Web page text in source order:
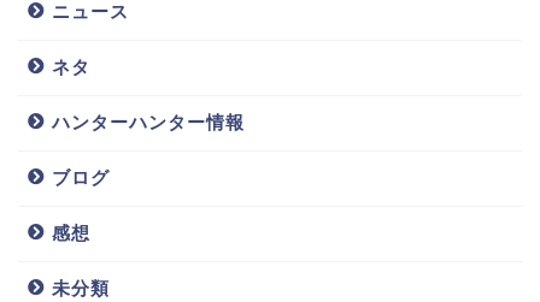
ニュース
ネタ
ハンターハンター情報
ブログ
感想
未分類